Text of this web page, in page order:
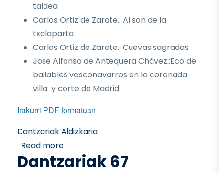
taldea
Carlos Ortiz de Zarate.: Al son de la
txalaparta
Carlos Ortiz de Zarate.: Cuevas sagradas
Jose Alfonso de Antequera Chávez.:Eco de
bailables vasconavarros en la coronada
villa y corte de Madrid
Irakurri PDF formatuan
Dantzariak Aldizkaria
Read moreabout Dantzariak 68
Dantzariak 67